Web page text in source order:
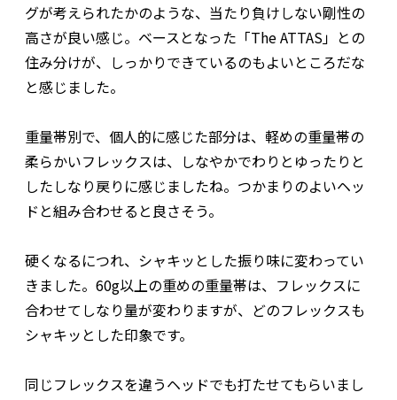
グが考えられたかのような、当たり負けしない剛性の
高さが良い感じ。ベースとなった「The ATTAS」との
住み分けが、しっかりできているのもよいところだな
と感じました。
重量帯別で、個人的に感じた部分は、軽めの重量帯の
柔らかいフレックスは、しなやかでわりとゆったりと
したしなり戻りに感じましたね。つかまりのよいヘッ
ドと組み合わせると良さそう。
硬くなるにつれ、シャキッとした振り味に変わってい
きました。60g以上の重めの重量帯は、フレックスに
合わせてしなり量が変わりますが、どのフレックスも
シャキッとした印象です。
同じフレックスを違うヘッドでも打たせてもらいまし